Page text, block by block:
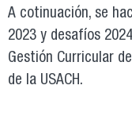
A cotinuación, se
2023 y desafíos
Gestión Curricular
de la USACH.